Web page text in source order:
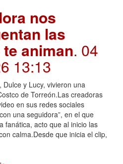
nos
las
animan. 04
13:13
y Lucy, vivieron una
de Torreón.Las creadoras
en sus redes sociales
una seguidora”, en el que
fanática, acto que al inicio las
calma.Desde que inicia el clip,